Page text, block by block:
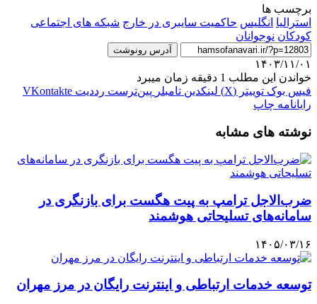
برچسب ها
استرالیا انگلیس حاکمیت سایبری در خارج شبکه های اجتماعی
کودکان نوجوانان
آدرس رونوشت
۱۴۰۳/۱۱/۰۱
خواندن این مطلب 1 دقیقه زمان میبرد
فیس بوک توییتر (X) لینکدین ‫تامبلر ‫پین‌ترست ‫رددیت ‫VKontakte
رایانامه چاپ
نوشته های مشابه
ضرب‌الاجل ترامپ به پیت هگست برای بازنگری در
سامانه‌های تسلیحاتی هوشمند
۱۴۰۵/۰۳/۱۶
توسعه خدمات ارتباطی و اینترنت رایگان در مرز مهران